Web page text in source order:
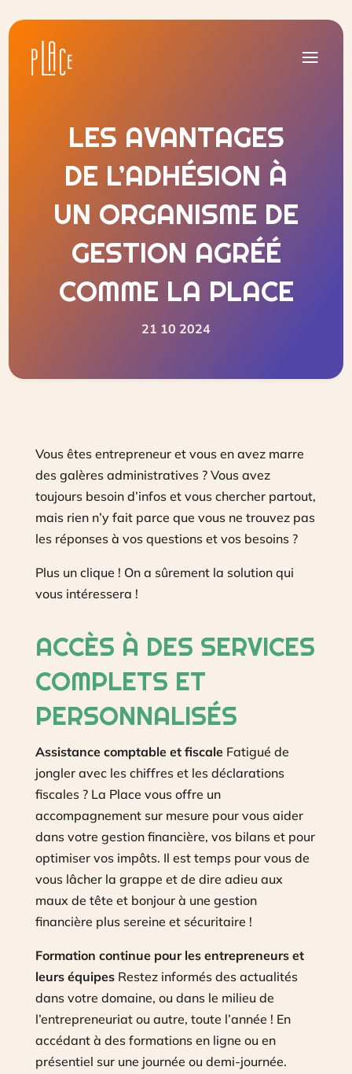
LES AVANTAGES
DE L’ADHÉSION À
UN ORGANISME DE
GESTION AGRÉÉ
COMME LA PLACE
21 10 2024
Vous êtes entrepreneur et vous en avez marre
des galères administratives ? Vous avez
toujours besoin d’infos et vous chercher partout,
mais rien n’y fait parce que vous ne trouvez pas
les réponses à vos questions et vos besoins ?
Plus un clique ! On a sûrement la solution qui
vous intéressera !
ACCÈS À DES SERVICES
COMPLETS ET
PERSONNALISÉS
Assistance comptable et fiscaleFatigué de
jongler avec les chiffres et les déclarations
fiscales ? La Place vous offre un
accompagnement sur mesure pour vous aider
dans votre gestion financière, vos bilans et pour
optimiser vos impôts. Il est temps pour vous de
vous lâcher la grappe et de dire adieu aux
maux de tête et bonjour à une gestion
financière plus sereine et sécuritaire !
Formation continue pour les entrepreneurs et
leurs équipesRestez informés des actualités
dans votre domaine, ou dans le milieu de
l’entrepreneuriat ou autre, toute l’année ! En
accédant à des formations en ligne ou en
présentiel sur une journée ou demi-journée.